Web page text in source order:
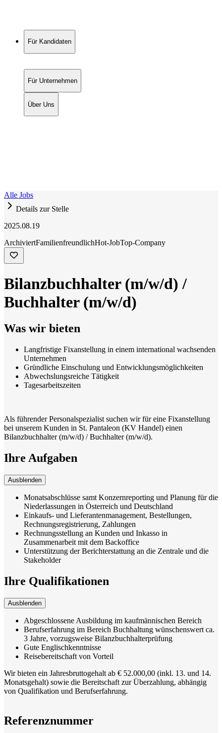
Für Kandidaten
Für Unternehmen
Über Uns
Alle Jobs
Details zur Stelle
2025.08.19
ArchiviertFamilienfreundlichHot-JobTop-Company
Bilanzbuchhalter (m/w/d) /
Buchhalter (m/w/d)
Was wir bieten
Langfristige Fixanstellung in einem international wachsenden
Unternehmen
Gründliche Einschulung und Entwicklungsmöglichkeiten
Abwechslungsreiche Tätigkeit
Tagesarbeitszeiten
Als führender Personalspezialist suchen wir für eine Fixanstellung
bei unserem Kunden in St. Pantaleon (KV Handel) einen
Bilanzbuchhalter (m/w/d) / Buchhalter (m/w/d).
Ihre Aufgaben
Ausblenden
Monatsabschlüsse samt Konzernreporting und Planung für die
Niederlassungen in Österreich und Deutschland
Einkaufs- und Lieferantenmanagement, Bestellungen,
Rechnungsregistrierung, Zahlungen
Rechnungsstellung an Kunden und Inkasso in
Zusammenarbeit mit dem Backoffice
Unterstützung der Berichterstattung an die Zentrale und die
Stakeholder
Ihre Qualifikationen
Ausblenden
Abgeschlossene Ausbildung im kaufmännischen Bereich
Berufserfahrung im Bereich Buchhaltung wünschenswert ca.
3 Jahre, vorzugsweise Bilanzbuchhalterprüfung
Gute Englischkenntnisse
Reisebereitschaft von Vorteil
Wir bieten ein Jahresbruttogehalt ab € 52.000,00 (inkl. 13. und 14.
Monatsgehalt) sowie die Bereitschaft zur Überzahlung, abhängig
von Qualifikation und Berufserfahrung.
Referenznummer